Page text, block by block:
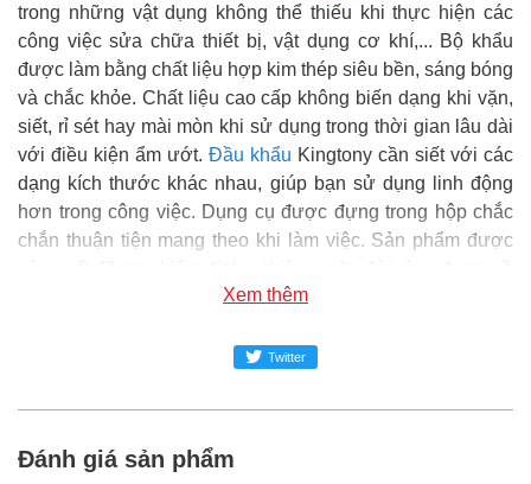
trong những vật dụng không thể thiếu khi thực hiện các
công việc sửa chữa thiết bị, vật dụng cơ khí,... Bộ khẩu
được làm bằng chất liệu hợp kim thép siêu bền, sáng bóng
và chắc khỏe. Chất liệu cao cấp không biến dạng khi vặn,
siết, rỉ sét hay mài mòn khi sử dụng trong thời gian lâu dài
với điều kiện ẩm ướt. Đầu khẩu Kingtony cần siết với các
dạng kích thước khác nhau, giúp bạn sử dụng linh động
hơn trong công việc. Dụng cụ được đựng trong hộp chắc
chắn thuận tiện mang theo khi làm việc. Sản phẩm được
tiêu chuẩn kỹ thuật, chất lượng đảm bảo và an toàn trong
phân phối và cung cấp sản phẩm Đầu khẩu
Đại siêu thị Vật tư phụ tùng SUPER-MRO.COM hơn 10
Xem thêm
Twitter
Đánh giá sản phẩm